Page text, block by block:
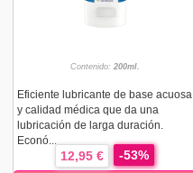
Contenido:200ml.
Eficiente lubricante de base acuosa
y calidad médica que da una
lubricación de larga duración.
Econó...
12,95 € -53%